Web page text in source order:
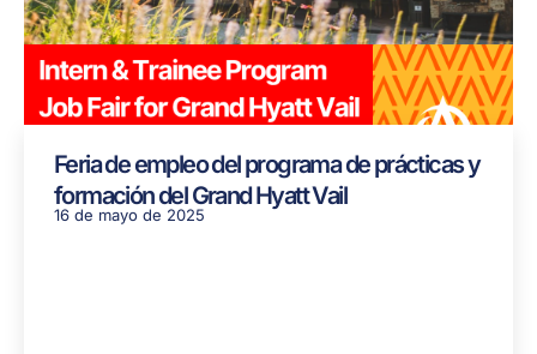
Feria de empleo del programa de prácticas y
formación del Grand Hyatt Vail
16 de mayo de 2025